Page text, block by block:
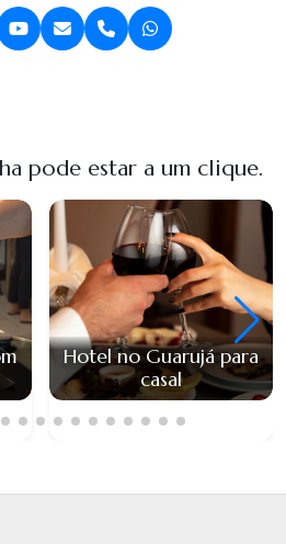
pode estar a um clique.
Hotel no Guarujá para
casal